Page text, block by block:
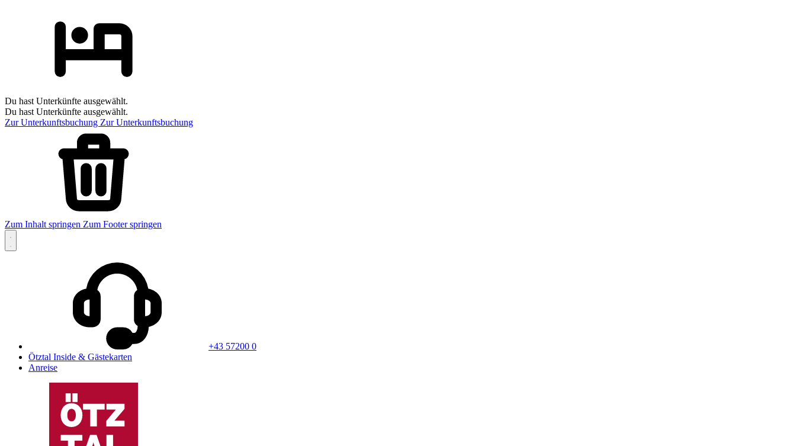
Du hast Unterkünfte ausgewählt.
Du hast Unterkünfte ausgewählt.
Zur Unterkunftsbuchung Zur Unterkunftsbuchung
Zum Inhalt springen Zum Footer springen
+43 57200 0
Ötztal Inside & Gästekarten
Anreise